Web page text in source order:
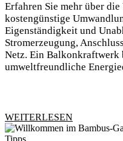
Erfahren Sie mehr über
kostengünstige
Eigenständigkeit und
Stromerzeugung,
Netz. Ein Balkonkraftwerk
umweltfreundliche
WEITERLESEN